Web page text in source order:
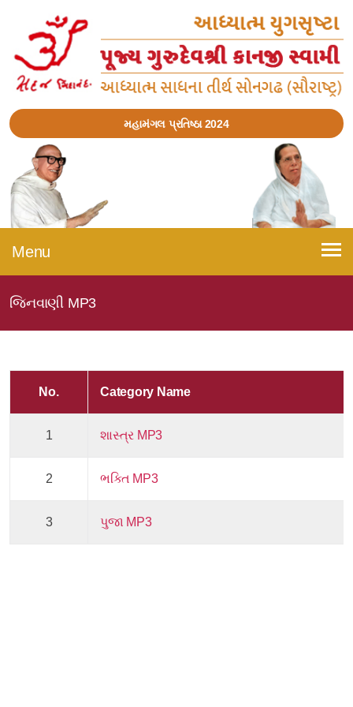
મહામંગલ પ્રતિષ્ઠા 2024
Menu
જિનવાણી MP3
No. Category Name
1 શાસ્ત્ર MP3
2 ભક્તિ MP3
3 પુજા MP3